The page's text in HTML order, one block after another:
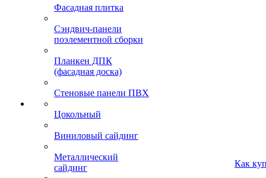
Фасадная плитка
Сэндвич-панели
поэлементной сборки
Планкен ДПК
(фасадная доска)
Стеновые панели ПВХ
Цокольный
Виниловый сайдинг
Металлический
сайдинг
Как